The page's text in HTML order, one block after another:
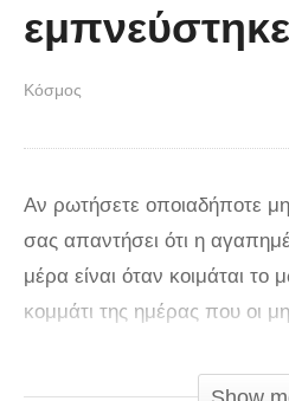
Κόσμος
Αν ρωτήσετε οποιαδήποτε
σας απαντήσει ότι η
μέρα είναι όταν κοιμάται το
κομμάτι της ημέρας που οι
ηρεμήσουν και να